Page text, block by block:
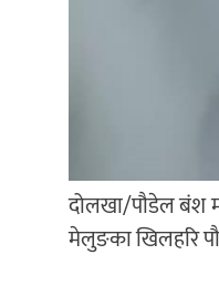
दोलखा/पौडेल बंश
मेलुङका खिलहरि